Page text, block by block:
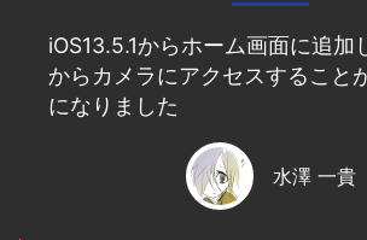
iOS13.5.1からホーム画面に追加
からカメラにアクセスすること
になりました
水澤 一貴